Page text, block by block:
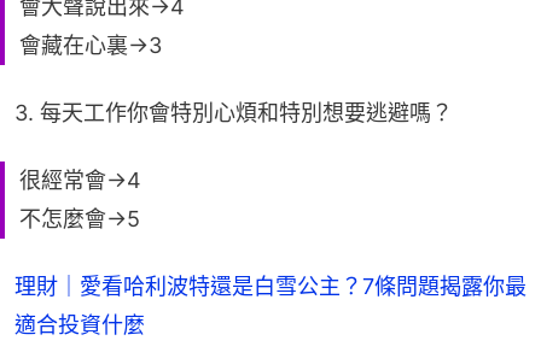
會大聲說出來→4
會藏在心裏→3
3. 每天工作你會特別心煩和特別想要逃避嗎？
很經常會→4
不怎麼會→5
理財｜愛看哈利波特還是白雪公主？7條問題揭露你最
適合投資什麼